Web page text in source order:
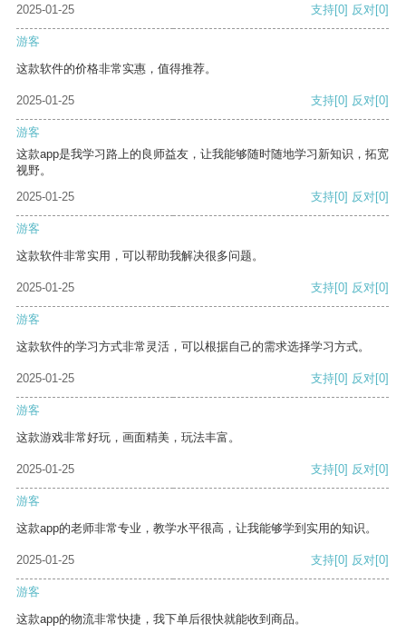
2025-01-25
支持[0] 反对[0]
游客
这款软件的价格非常实惠，值得推荐。
2025-01-25 支持[0] 反对[0]
游客
这款app是我学习路上的良师益友，让我能够随时随地学习新知识，拓宽
视野。
2025-01-25
支持[0] 反对[0]
游客
这款软件非常实用，可以帮助我解决很多问题。
2025-01-25 支持[0] 反对[0]
游客
这款软件的学习方式非常灵活，可以根据自己的需求选择学习方式。
2025-01-25 支持[0] 反对[0]
游客
这款游戏非常好玩，画面精美，玩法丰富。
2025-01-25 支持[0] 反对[0]
游客
这款app的老师非常专业，教学水平很高，让我能够学到实用的知识。
2025-01-25 支持[0] 反对[0]
游客
这款app的物流非常快捷，我下单后很快就能收到商品。